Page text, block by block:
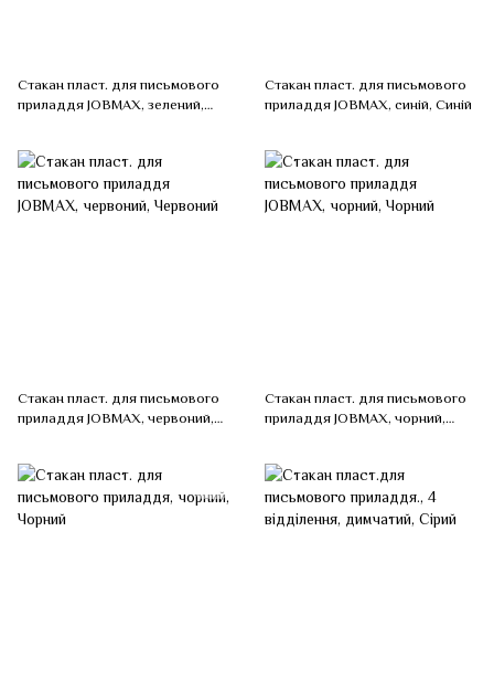
Стакан пласт. для письмового
приладдя JOBMAX, зелений,
Стакан пласт. для письмового
приладдя JOBMAX, синій, Синій
Стакан пласт. для письмового
приладдя JOBMAX, червоний,
Стакан пласт. для письмового
приладдя JOBMAX, чорний,